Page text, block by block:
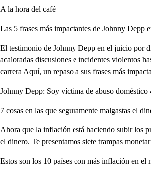
A la hora del café
Las 5 frases más impactantes de Johnny Depp
El testimonio de Johnny Depp en el juicio por
acaloradas discusiones e incidentes violentos
carrera Aquí, un repaso a sus frases más
Johnny Depp: Soy víctima de abuso doméstico
7 cosas en las que seguramente malgastas el
Ahora que la inflación está haciendo subir los
el dinero. Te presentamos siete trampas
Estos son los 10 países con más inflación en el